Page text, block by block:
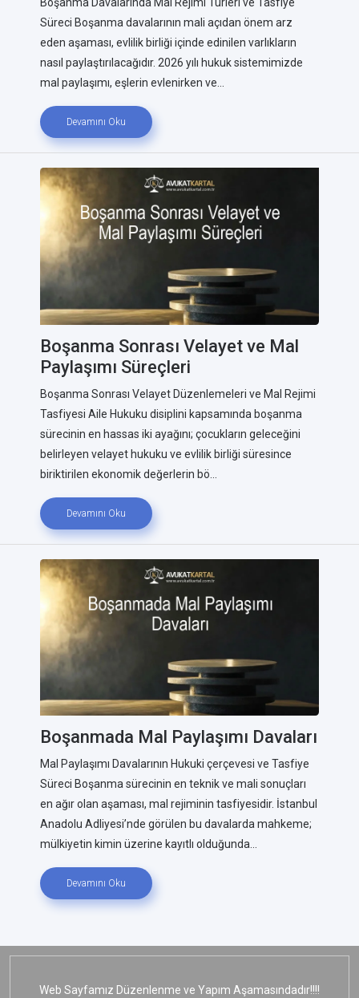
Süreci Boşanma davalarının mali açıdan önem arz
eden aşaması, evlilik birliği içinde edinilen varlıkların
nasıl paylaştırılacağıdır. 2026 yılı hukuk sistemimizde
mal paylaşımı, eşlerin evlenirken ve...
Devamını Oku
Boşanma Sonrası Velayet ve Mal
Paylaşımı Süreçleri
Boşanma Sonrası Velayet Düzenlemeleri ve Mal Rejimi
Tasfiyesi Aile Hukuku disiplini kapsamında boşanma
sürecinin en hassas iki ayağını; çocukların geleceğini
belirleyen velayet hukuku ve evlilik birliği süresince
biriktirilen ekonomik değerlerin bö...
Devamını Oku
Boşanmada Mal Paylaşımı Davaları
Mal Paylaşımı Davalarının Hukuki çerçevesi ve Tasfiye
Süreci Boşanma sürecinin en teknik ve mali sonuçları
en ağır olan aşaması, mal rejiminin tasfiyesidir. İstanbul
Anadolu Adliyesi’nde görülen bu davalarda mahkeme;
mülkiyetin kimin üzerine kayıtlı olduğunda...
Devamını Oku
Web Sayfamız Düzenlenme ve Yapım Aşamasındadır!!!!